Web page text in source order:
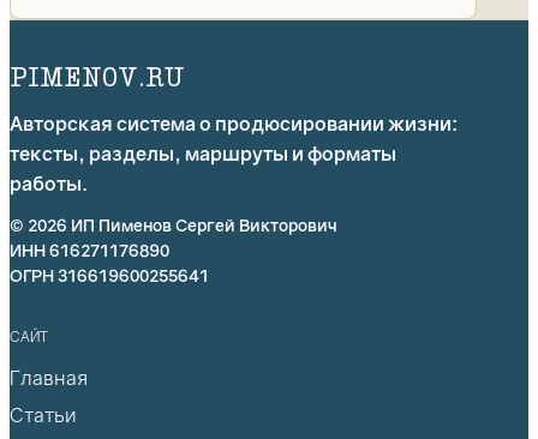
PIMENOV.RU
Авторская система о продюсировании жизни:
тексты, разделы, маршруты и форматы
работы.
© 2026 ИП Пименов Сергей Викторович
ИНН 616271176890
ОГРН 316619600255641
САЙТ
Главная
Статьи